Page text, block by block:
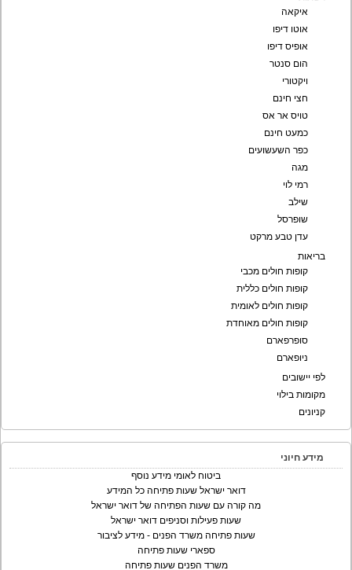
איקאה
אוטו דיפו
אופיס דיפו
הום סנטר
ויקטורי
חצי חינם
טויס אר אס
כמעט חינם
כפר השעשועים
מגה
רמי לוי
שילב
שופרסל
עדן טבע מרקט
בריאות
קופות חולים מכבי
קופות חולים כללית
קופות חולים לאומית
קופות חולים מאוחדת
סופרפארם
ניופארם
לפי יישובים
מקומות בילוי
קניונים
מידע חיוני
ביטוח לאומי מידע נוסף
דואר ישראל שעות פתיחה כל המידע
מה קורה עם שעות הפתיחה של דואר ישראל
שעות פעילות וסניפים דואר ישראל
שעות פתיחה משרד הפנים - מידע לציבור
ספארי שעות פתיחה
משרד הפנים שעות פתיחה